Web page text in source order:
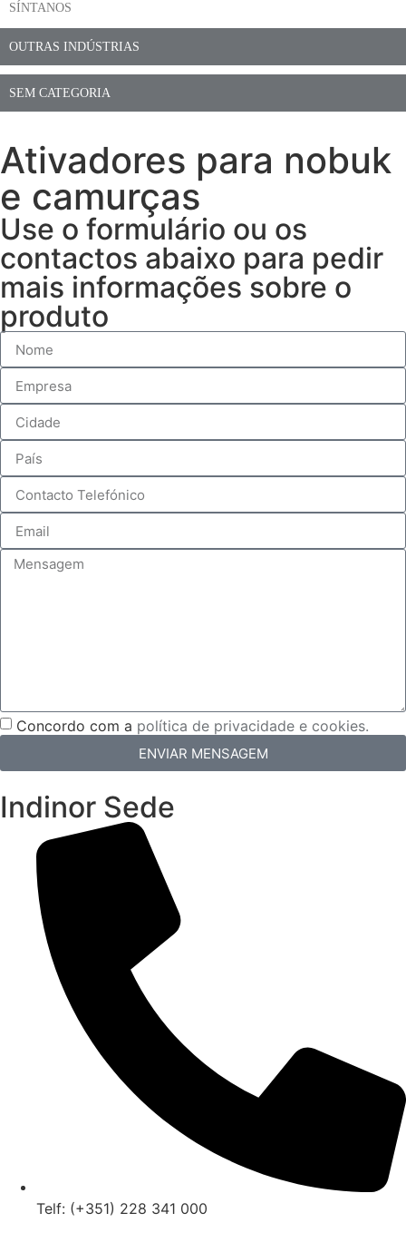
SÍNTANOS
OUTRAS INDÚSTRIAS
SEM CATEGORIA
Ativadores para nobuk
e camurças
Use o formulário ou os
contactos abaixo para pedir
mais informações sobre o
produto
Concordo com a política de privacidade e cookies.
ENVIAR MENSAGEM
Indinor Sede
Telf: (+351) 228 341 000